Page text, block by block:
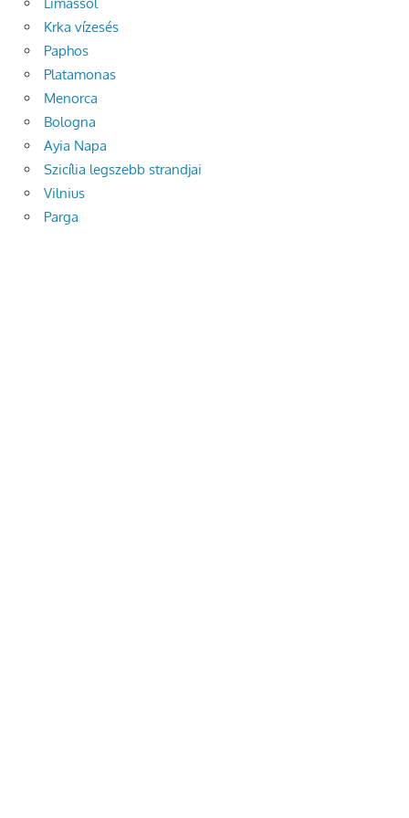
Krka vízesés
Paphos
Platamonas
Menorca
Bologna
Ayia Napa
Szicília legszebb strandjai
Vilnius
Parga